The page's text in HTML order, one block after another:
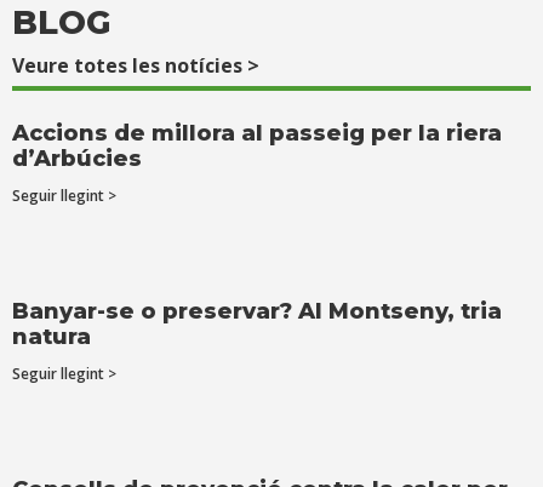
BLOG
Veure totes les notícies >
Accions de millora al passeig per la riera
d’Arbúcies
Seguir llegint >
Banyar-se o preservar? Al Montseny, tria
natura
Seguir llegint >